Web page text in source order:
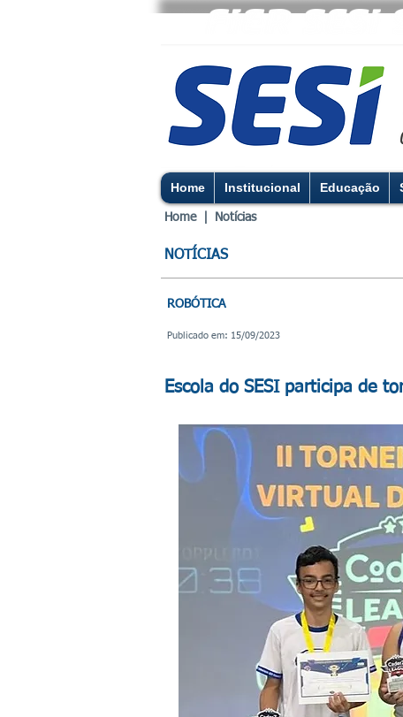
Home Institucional Educação
Home | Notícias
NOTÍCIAS
Publicado em: 15/09/2023
ROBÓTICA
Escola do SESI participa de